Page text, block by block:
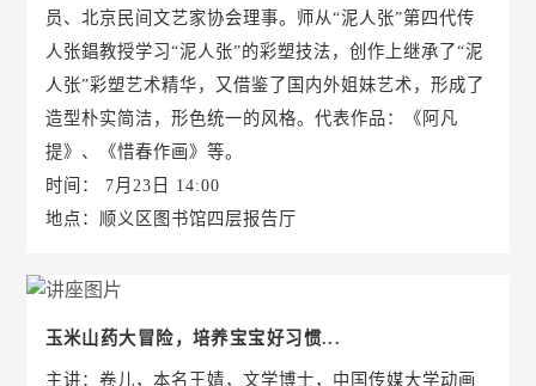
员、北京民间文艺家协会理事。师从“泥人张”第四代传
人张錩教授学习“泥人张”的彩塑技法，创作上继承了“泥
人张”彩塑艺术精华，又借鉴了国内外姐妹艺术，形成了
造型朴实简洁，形色统一的风格。代表作品：《阿凡
提》、《惜春作画》等。
时间： 7月23日 14:00
地点：顺义区图书馆四层报告厅
玉米山药大冒险，培养宝宝好习惯...
主讲：卷儿，本名王婧，文学博士，中国传媒大学动画